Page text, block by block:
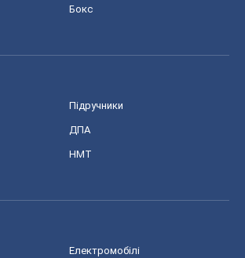
Бокс
Підручники
ДПА
НМТ
Електромобілі